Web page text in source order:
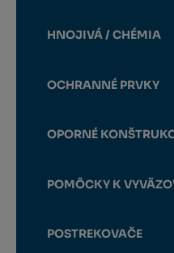
HNOJIVÁ / CHÉMIA
OCHRANNÉ PRVKY
OPORNÉ
POMÔCKY K
POSTREKOVAČE